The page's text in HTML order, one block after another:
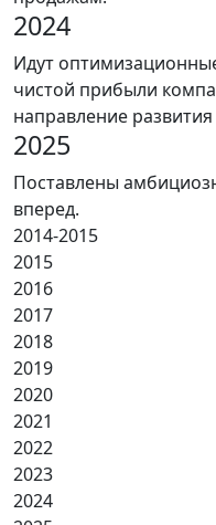
2024
Идут
чистой прибыли
направление развития
2025
Поставлены
вперед.
2014-2015
2015
2016
2017
2018
2019
2020
2021
2022
2023
2024